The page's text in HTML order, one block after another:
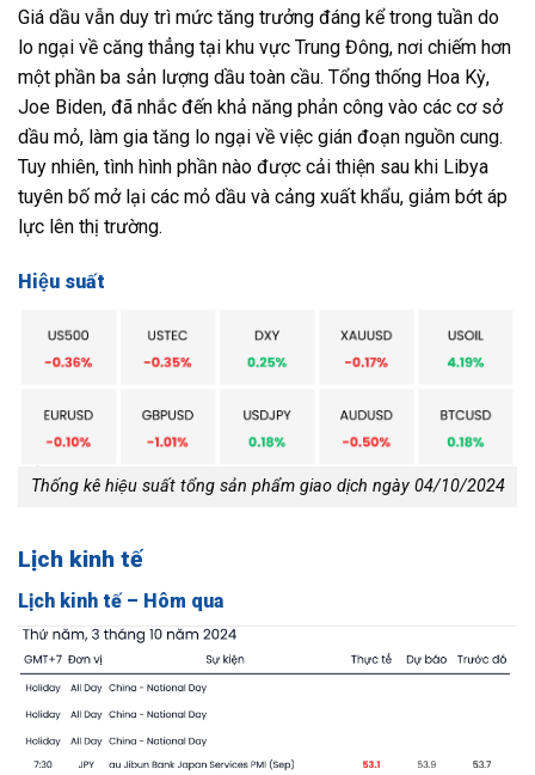
Giá dầu vẫn duy trì mức tăng trưởng đáng kể trong tuần do
lo ngại về căng thẳng tại khu vực Trung Đông, nơi chiếm hơn
một phần ba sản lượng dầu toàn cầu. Tổng thống Hoa Kỳ,
Joe Biden, đã nhắc đến khả năng phản công vào các cơ sở
dầu mỏ, làm gia tăng lo ngại về việc gián đoạn nguồn cung.
Tuy nhiên, tình hình phần nào được cải thiện sau khi Libya
tuyên bố mở lại các mỏ dầu và cảng xuất khẩu, giảm bớt áp
lực lên thị trường.
Hiệu suất
Thống kê hiệu suất tổng sản phẩm giao dịch ngày 04/10/2024
Lịch kinh tế
Lịch kinh tế – Hôm qua